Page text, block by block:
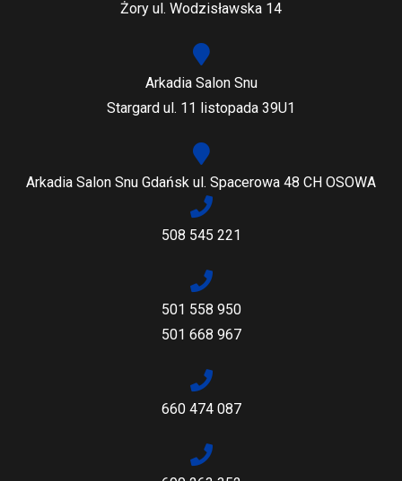
Żory ul. Wodzisławska 14
Arkadia Salon Snu
Stargard ul. 11 listopada 39U1
Arkadia Salon Snu Gdańsk ul. Spacerowa 48 CH OSOWA
508 545 221
501 558 950
501 668 967
660 474 087